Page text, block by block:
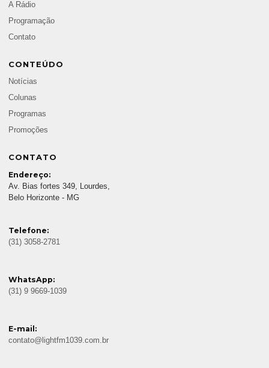
A Rádio
Programação
Contato
CONTEÚDO
Notícias
Colunas
Programas
Promoções
CONTATO
Endereço:
Av. Bias fortes 349, Lourdes,
Belo Horizonte - MG
Telefone:
(31) 3058-2781
WhatsApp:
(31) 9 9669-1039
E-mail:
contato@lightfm1039.com.br